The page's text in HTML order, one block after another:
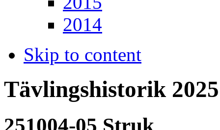
2014
Skip to content
Tävlingshistorik 2025
251004-05 Struk